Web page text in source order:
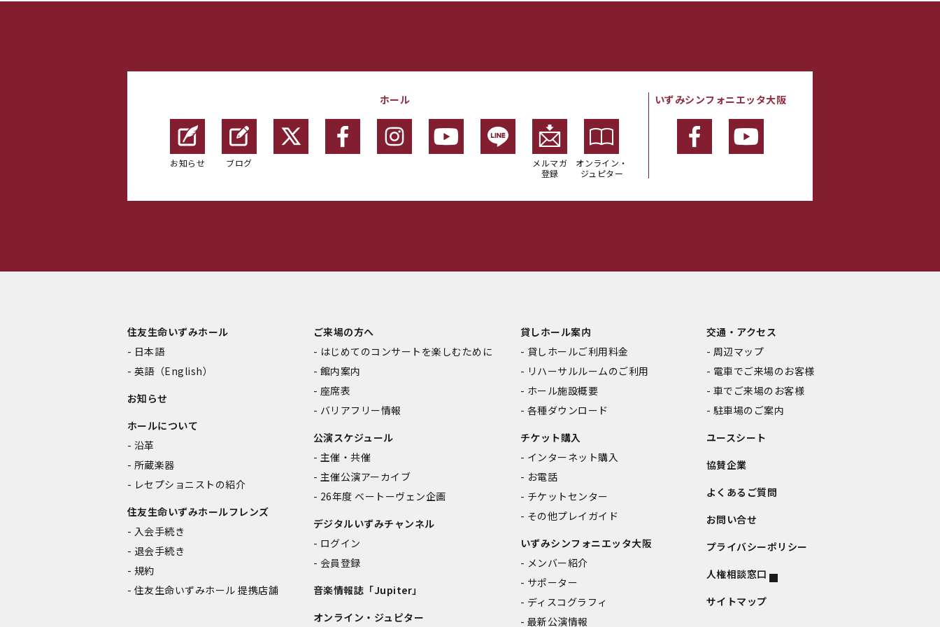
ホール
お知らせ ブログ
メルマガ
登録
オンライン・
ジュピター
いずみシンフォニエッタ大阪
住友生命いずみホール
日本語
英語（English）
お知らせ
ホールについて
沿革
所蔵楽器
レセプショニストの紹介
住友生命いずみホールフレンズ
入会手続き
退会手続き
規約
住友生命いずみホール 提携店舗
ご来場の方へ
はじめてのコンサートを楽しむために
館内案内
座席表
バリアフリー情報
公演スケジュール
主催・共催
主催公演アーカイブ
26年度 ベートーヴェン企画
デジタルいずみチャンネル
ログイン
会員登録
音楽情報誌「Jupiter」
オンライン・ジュピター
貸しホール案内
貸しホールご利用料金
リハーサルルームのご利用
ホール施設概要
各種ダウンロード
チケット購入
インターネット購入
お電話
チケットセンター
その他プレイガイド
いずみシンフォニエッタ大阪
メンバー紹介
サポーター
ディスコグラフィ
最新公演情報
交通・アクセス
周辺マップ
電車でご来場のお客様
車でご来場のお客様
駐車場のご案内
ユースシート
協賛企業
よくあるご質問
お問い合せ
プライバシーポリシー
人権相談窓口
サイトマップ